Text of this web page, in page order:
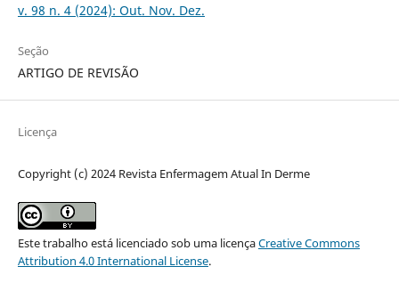
v. 98 n. 4 (2024): Out. Nov. Dez.
Seção
ARTIGO DE REVISÃO
Licença
Copyright (c) 2024 Revista Enfermagem Atual In Derme
Este trabalho está licenciado sob uma licençaCreative Commons
Attribution 4.0 International License.